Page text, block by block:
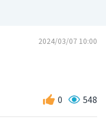
2024/03/07 10:00
0 548